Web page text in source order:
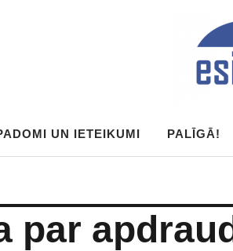
UN IETEIKUMI PALĪGĀ!
par